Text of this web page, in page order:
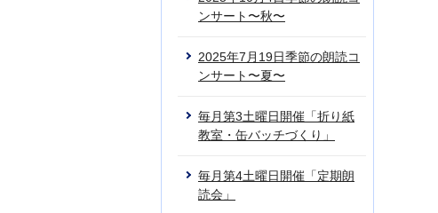
ンサート〜秋〜
2025年7月19日季節の朗読コ
ンサート〜夏〜
毎月第3土曜日開催「折り紙
教室・缶バッチづくり」
毎月第4土曜日開催「定期朗
読会」